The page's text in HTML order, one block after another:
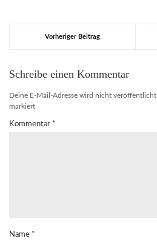
Vorheriger Beitrag
Schreibe einen Kommentar
Deine E-Mail-Adresse wird nicht veröffentlicht.
markiert
Kommentar *
Name *